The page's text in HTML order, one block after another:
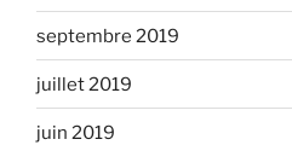
septembre 2019
juillet 2019
juin 2019